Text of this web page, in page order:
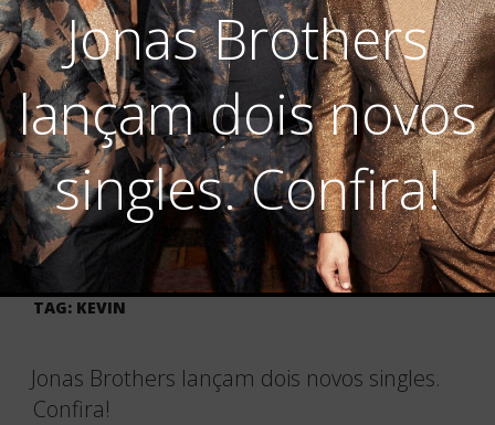
Jonas Brothers
lançam dois novos
singles. Confira!
TAG: KEVIN
Jonas Brothers lançam dois novos singles.
Confira!